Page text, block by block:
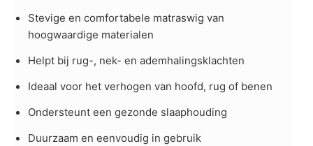
Stevige en comfortabele matraswig van
hoogwaardige materialen
Helpt bij rug-, nek- en ademhalingsklachten
Ideaal voor het verhogen van hoofd, rug of benen
Ondersteunt een gezonde slaaphouding
Duurzaam en eenvoudig in gebruik